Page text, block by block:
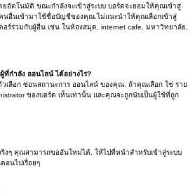
อัตโนมัติ ขณะกำลังจะเข้าสู่ระบบ บอร์ดจะยอมให้คุณเข้าสู่
นอื่นเข้ามาใช้ชื่อบัญชีของคุณ.ไม่แนะนำให้คุณเลือกเข้าสู่
ร์ร่วมกับผู้อื่น เช่น ในห้องสมุด, internet cafe, มหาวิทยาลัย,
ที่กำลัง ออนไลน์ ได้อย่างไร?
ลือก ซ่อนสถานะการ ออนไลน์ ของคุณ. ถ้าคุณเลือก ใช่ ราย
ของบอร์ด เห็นเท่านั้น และคุณจะถูกนับเป็นผู้ใช้ที่ถูก
ๆ คุณสามารถขออันใหม่ได้. ให้ไปที่หน้าสำหรับเข้าสู่ระบบ
นไปเรื่อยๆ